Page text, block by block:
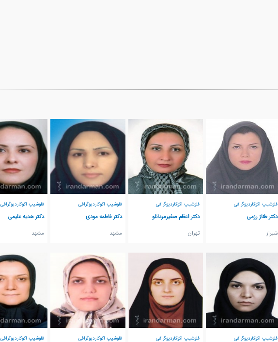
فلوشیپ اکوکاردیوگرافی
دکتر طناز رزمی
شيراز
فلوشیپ اکوکاردیوگرافی
دکتر اعظم صفیرمردانلو
تهران
فلوشیپ اکوکاردیوگرافی
دکتر فاطمه مودی
مشهد
فلوشیپ اکوکاردیوگرافی
دکتر هدیه علیمی
مشهد
فلوشیپ اکوکاردیوگرافی فلوشیپ اکوکاردیوگرافی فلوشیپ اکوکاردیوگرافی فلوشیپ اکوکاردیوگرافی